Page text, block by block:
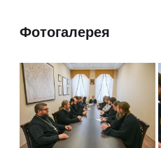
Фотогалерея